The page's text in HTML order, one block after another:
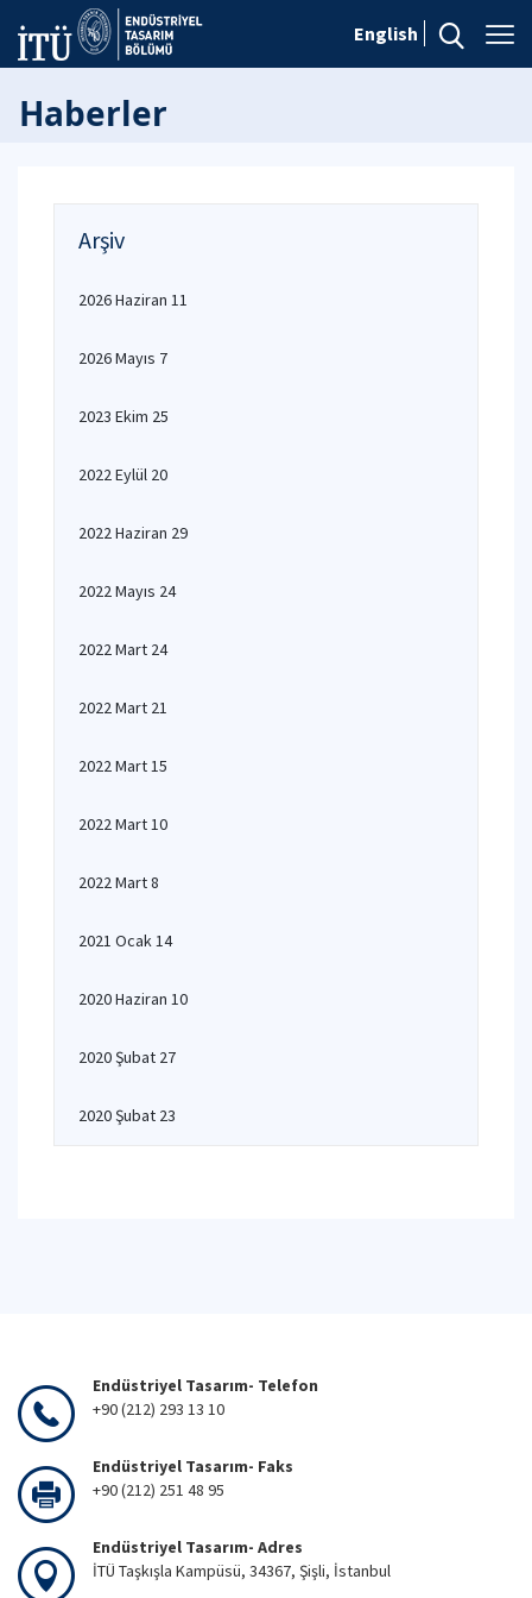
English
Haberler
Arşiv
2026 Haziran 11
2026 Mayıs 7
2023 Ekim 25
2022 Eylül 20
2022 Haziran 29
2022 Mayıs 24
2022 Mart 24
2022 Mart 21
2022 Mart 15
2022 Mart 10
2022 Mart 8
2021 Ocak 14
2020 Haziran 10
2020 Şubat 27
2020 Şubat 23
Endüstriyel Tasarım- Telefon
+90 (212) 293 13 10
Endüstriyel Tasarım- Faks
+90 (212) 251 48 95
Endüstriyel Tasarım- Adres
İTÜ Taşkışla Kampüsü, 34367, Şişli, İstanbul